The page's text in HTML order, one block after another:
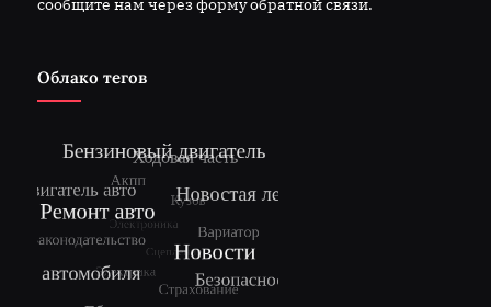
сообщите нам через форму обратной связи.
Облако тегов